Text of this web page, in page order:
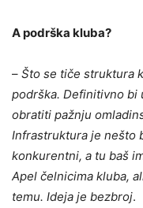
A podrška kluba?
– Što se tiče struktura
podrška. Definitivno bi
obratiti pažnju
Infrastruktura je nešto
konkurentni, a tu baš
Apel čelnicima kluba,
temu. Ideja je bezbroj.